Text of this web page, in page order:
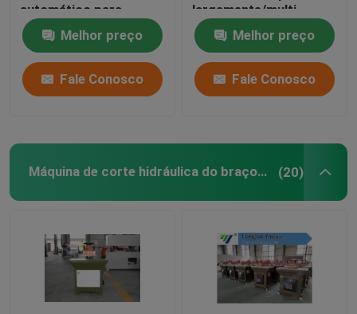
Máquina de estratificação da chama
folhas plásticas
automático para
EVA/espuma
Melhor preço
Fale Conosco
largamente/multi
camada dos materiais
Melhor preço
Fale Conosco
Máquina de corte hidráulica do braço do balanço (20)